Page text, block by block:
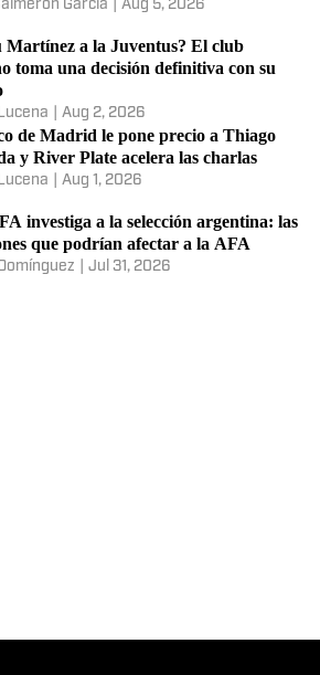
García Aug 5, 2026
Martínez a la Juventus? El club
toma una decisión definitiva con su
Aug 2, 2026
de Madrid le pone precio a Thiago
y River Plate acelera las charlas
Aug 1, 2026
investiga a la selección argentina: las
que podrían afectar a la AFA
Jul 31, 2026